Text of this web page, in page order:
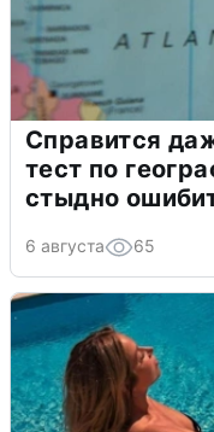
Справится
тест по
стыдно
6 августа 65